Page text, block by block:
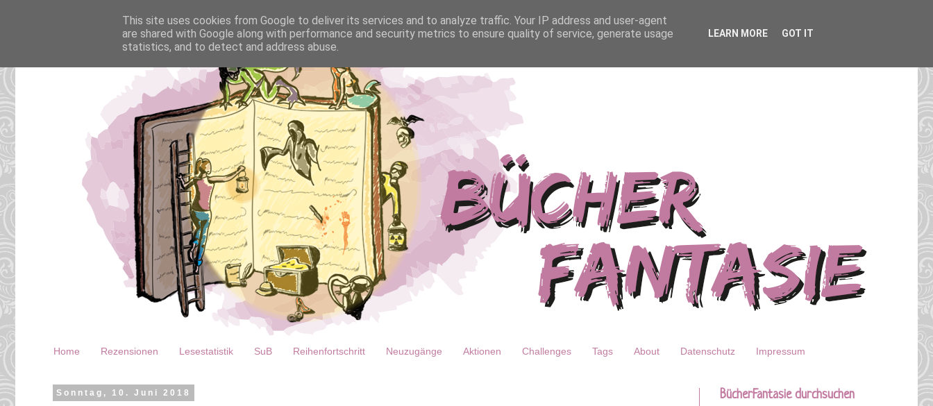
Home Rezensionen Lesestatistik SuB Reihenfortschritt Neuzugänge Aktionen Challenges Tags About Datenschutz Impressum
Sonntag, 10. Juni 2018 BücherFantasie durchsuchen
This site uses cookies from Google to deliver its services and to analyze traffic. Your IP address and user-agent
are shared with Google along with performance and security metrics to ensure quality of service, generate usage
statistics, and to detect and address abuse.
LEARN MORE GOT IT